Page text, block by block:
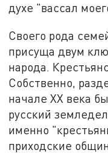
духе "вассал
Своего рода
присуща двум
народа.
Собственно,
начале XX века
русский
именно
приходские